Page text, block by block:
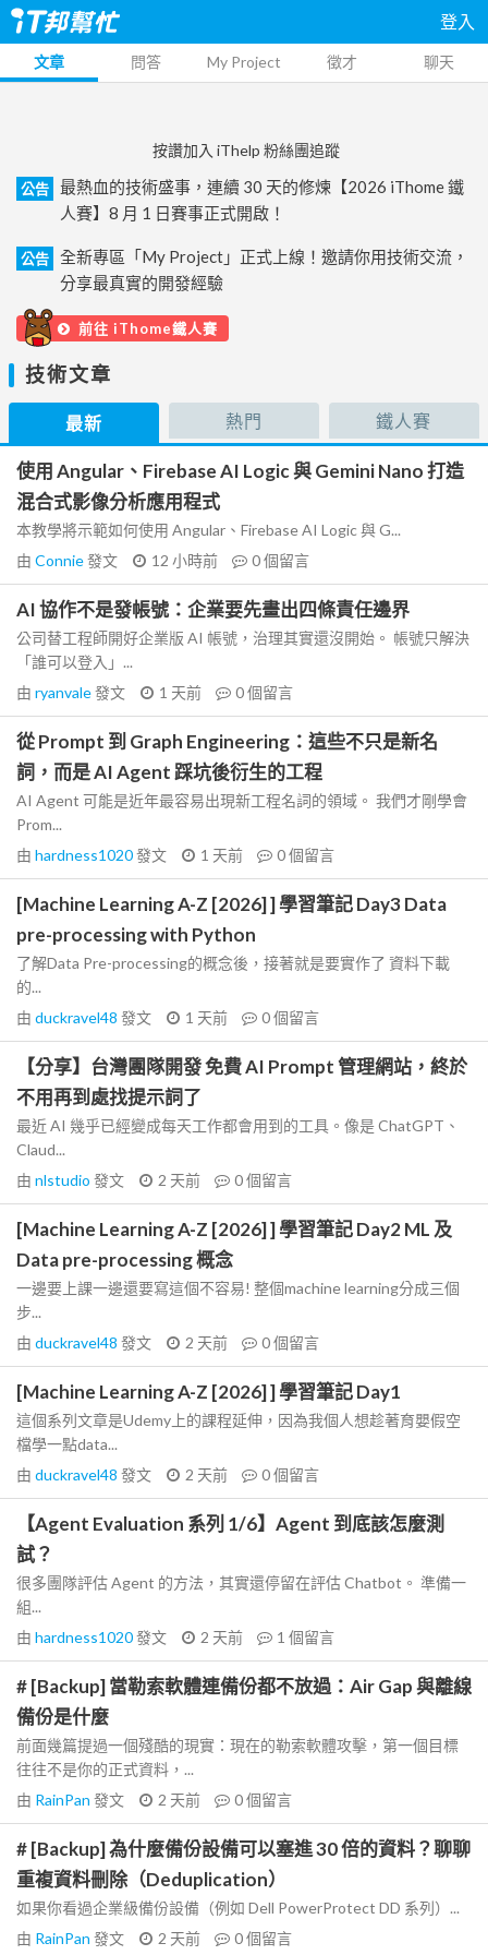
登入
文章 問答 My Project 徵才 聊天
按讚加入 iThelp 粉絲團追蹤
公告
最熱血的技術盛事，連續 30 天的修煉【2026 iThome 鐵
人賽】8 月 1 日賽事正式開啟！
公告
全新專區「My Project」正式上線！邀請你用技術交流，
分享最真實的開發經驗
前往 iThome鐵人賽
技術文章
最新 熱門 鐵人賽
使用 Angular、Firebase AI Logic 與 Gemini Nano 打造
混合式影像分析應用程式
本教學將示範如何使用 Angular、Firebase AI Logic 與 G...
由 Connie發文 12 小時前 0個留言
AI 協作不是發帳號：企業要先畫出四條責任邊界
公司替工程師開好企業版 AI 帳號，治理其實還沒開始。 帳號只解決
「誰可以登入」...
由 ryanvale發文 1 天前 0個留言
從 Prompt 到 Graph Engineering：這些不只是新名
詞，而是 AI Agent 踩坑後衍生的工程
AI Agent 可能是近年最容易出現新工程名詞的領域。 我們才剛學會
Prom...
由 hardness1020發文 1 天前 0個留言
[Machine Learning A-Z [2026] ] 學習筆記 Day3 Data
pre-processing with Python
了解Data Pre-processing的概念後，接著就是要實作了 資料下載
的...
由 duckravel48 發文 1 天前 0個留言
【分享】台灣團隊開發 免費 AI Prompt 管理網站，終於
不用再到處找提示詞了
最近 AI 幾乎已經變成每天工作都會用到的工具。像是 ChatGPT、
Claud...
由 nlstudio 發文 2 天前 0個留言
[Machine Learning A-Z [2026] ] 學習筆記 Day2 ML 及
Data pre-processing 概念
一邊要上課一邊還要寫這個不容易! 整個machine learning分成三個
步...
由 duckravel48 發文 2 天前 0個留言
[Machine Learning A-Z [2026] ] 學習筆記 Day1
這個系列文章是Udemy上的課程延伸，因為我個人想趁著育嬰假空
檔學一點data...
由 duckravel48 發文 2 天前 0個留言
【Agent Evaluation 系列 1/6】Agent 到底該怎麼測
試？
很多團隊評估 Agent 的方法，其實還停留在評估 Chatbot。 準備一
組...
由 hardness1020發文 2 天前 1 個留言
# [Backup] 當勒索軟體連備份都不放過：Air Gap 與離線
備份是什麼
前面幾篇提過一個殘酷的現實：現在的勒索軟體攻擊，第一個目標
往往不是你的正式資料，...
由 RainPan 發文 2 天前 0個留言
# [Backup] 為什麼備份設備可以塞進 30 倍的資料？聊聊
重複資料刪除（Deduplication）
如果你看過企業級備份設備（例如 Dell PowerProtect DD 系列）...
由 RainPan 發文 2 天前 0個留言